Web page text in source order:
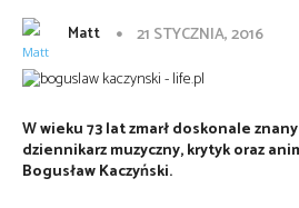
Matt 21 STYCZNIA, 2016
W wieku 73 lat zmarł doskonale
dziennikarz muzyczny, krytyk oraz
Bogusław Kaczyński.